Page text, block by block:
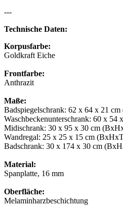
---
Technische Daten:
Korpusfarbe:
Goldkraft Eiche
Frontfarbe:
Anthrazit
Maße:
Badspiegelschrank: 62 x 64 x 21
Waschbeckenunterschrank: 60 x
Midischrank: 30 x 95 x 30 cm
Wandregal: 25 x 25 x 15 cm
Badschrank: 30 x 174 x 30 cm
Material:
Spanplatte, 16 mm
Oberfläche:
Melaminharzbeschichtung